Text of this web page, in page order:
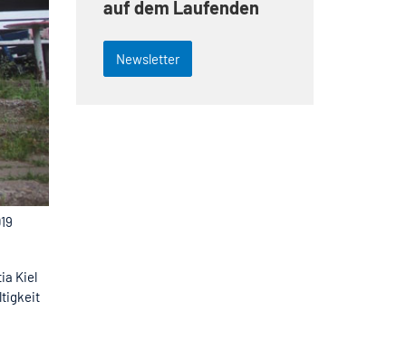
Kiel
auf dem Laufenden
Newsletter